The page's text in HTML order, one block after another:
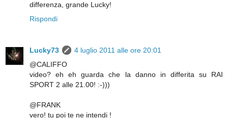
differenza, grande Lucky!
Rispondi
Lucky73
4 luglio 2011 alle ore 20:01
@CALIFFO
video? eh eh guarda che la danno in differita su RAI
SPORT 2 alle 21.00! :-)))
@FRANK
vero! tu poi te ne intendi !